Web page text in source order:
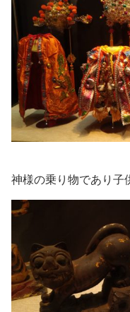
神様の乗り物であり子